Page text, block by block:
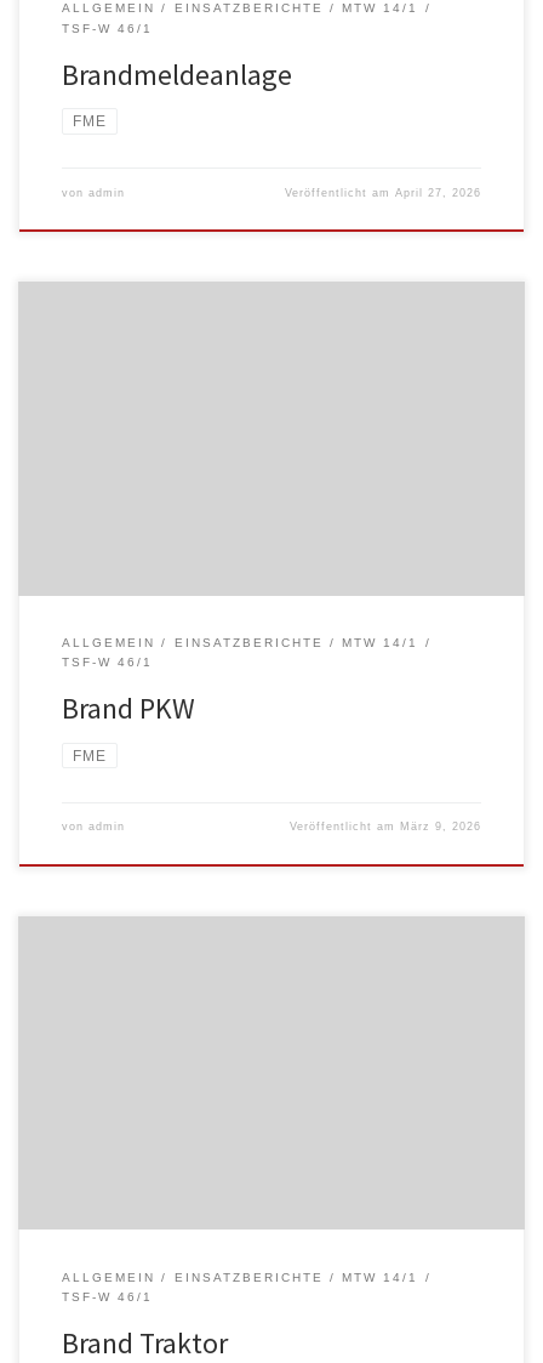
ALLGEMEIN EINSATZBERICHTE
MTW 14/1
TSF-W 46/1
Brandmeldeanlage
FME
von admin Veröffentlicht amApril 27, 2026
ALLGEMEIN EINSATZBERICHTE
MTW 14/1
TSF-W 46/1
Brand PKW
FME
von admin Veröffentlicht am März 9, 2026
ALLGEMEIN EINSATZBERICHTE
MTW 14/1
TSF-W 46/1
Brand Traktor